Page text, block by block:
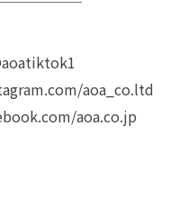
￣￣￣￣￣
aoa_co.ltd
aoa.co.jp